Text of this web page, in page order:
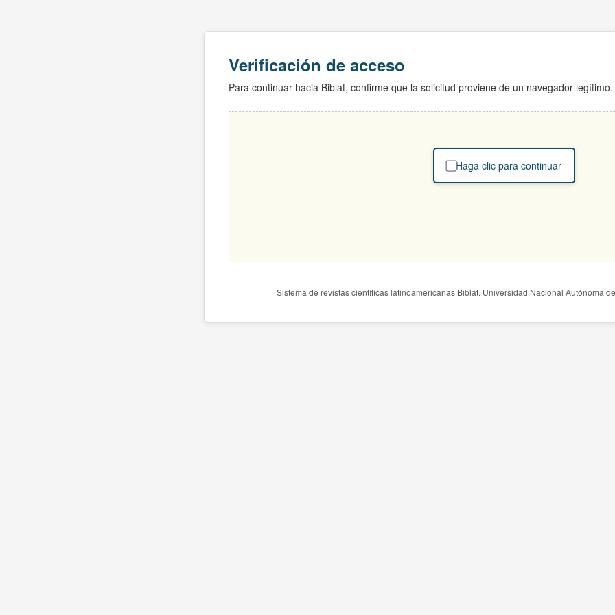
Verificación de acceso
Para continuar hacia Biblat, confirme que la solicitud proviene de un navegador legítimo.
Haga clic para continuar
Sistema de revistas científicas latinoamericanas Biblat. Universidad Nacional Autónoma